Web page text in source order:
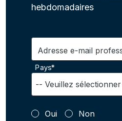
hebdomadaires
Adresse e-mail
Pays*
Oui Non